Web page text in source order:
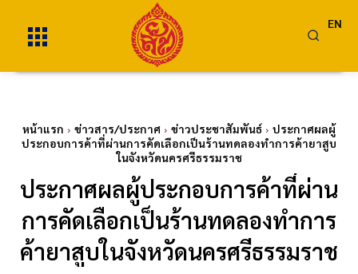
EN
หน้าแรก ข่าวสาร/ประกาศ ข่าวประชาสัมพันธ์
ประกาศผลผู้
ประกอบการค้าที่ผ่านการคัดเลือกเป็นร้านทดลองทำการค้ายาสูบ
ในจังหวัดนครศรีธรรมราช
ประกาศผลผู้ประกอบการค้าที่ผ่าน
การคัดเลือกเป็นร้านทดลองทำการ
ค้ายาสูบในจังหวัดนครศรีธรรมราช